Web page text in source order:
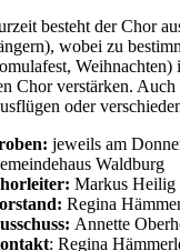
besteht der Chor
wobei zu
Weihnachten)
Chor verstärken.
oder
jeweils am
Waldburg
Markus Heilig
Regina
Annette
: Regina